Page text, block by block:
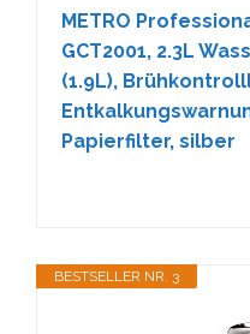
METRO
GCT2001, 2.3L
(1.9L),
Papierfilter, silber
BESTSELLER NR. 3